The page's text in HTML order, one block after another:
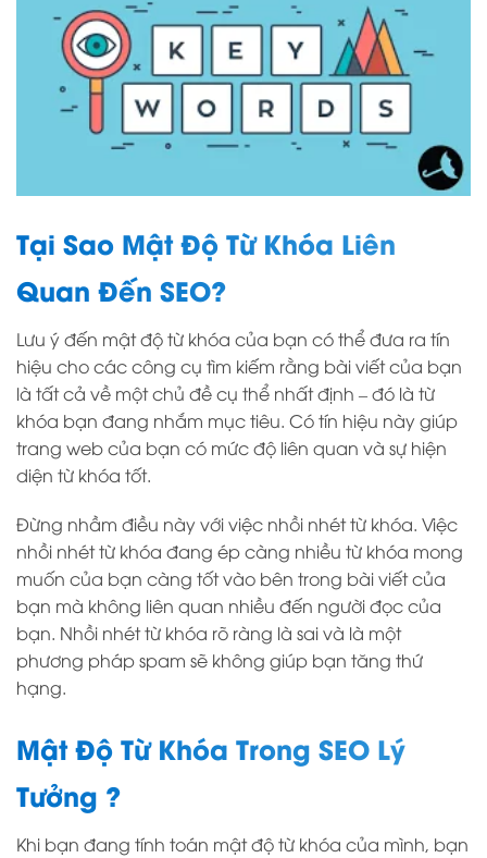
Tại Sao Mật Độ Từ Khóa Liên
Quan Đến SEO?
Lưu ý đến mật độ từ khóa của bạn có thể đưa ra tín
hiệu cho các công cụ tìm kiếm rằng bài viết của bạn
là tất cả về một chủ đề cụ thể nhất định – đó là từ
khóa bạn đang nhắm mục tiêu. Có tín hiệu này giúp
trang web của bạn có mức độ liên quan và sự hiện
diện từ khóa tốt.
Đừng nhầm điều này với việc nhồi nhét từ khóa. Việc
nhồi nhét từ khóa đang ép càng nhiều từ khóa mong
muốn của bạn càng tốt vào bên trong bài viết của
bạn mà không liên quan nhiều đến người đọc của
bạn. Nhồi nhét từ khóa rõ ràng là sai và là một
phương pháp spam sẽ không giúp bạn tăng thứ
hạng.
Mật Độ Từ Khóa Trong SEO Lý
Tưởng ?
Khi bạn đang tính toán mật độ từ khóa của mình, bạn